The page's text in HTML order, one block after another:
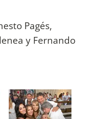
Pagés,
y Fernando